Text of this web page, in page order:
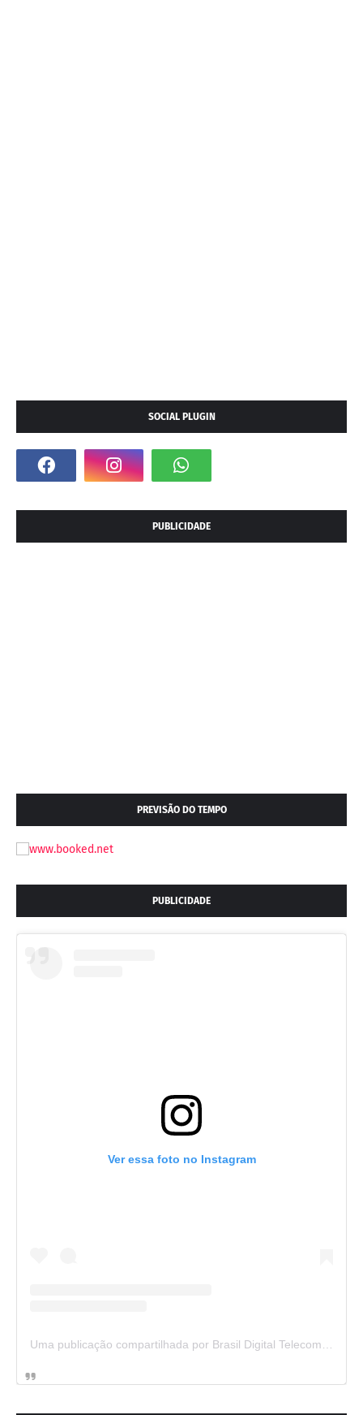
SOCIAL PLUGIN
PUBLICIDADE
PREVISÃO DO TEMPO
PUBLICIDADE
Ver essa foto no Instagram